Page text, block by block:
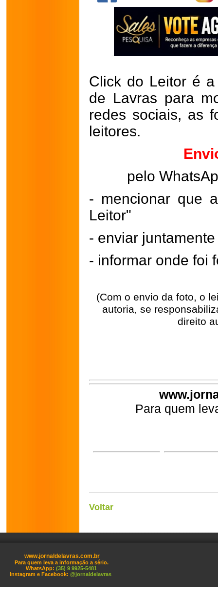
Click do Leitor é
de Lavras para
redes sociais, as
leitores.
pelo
- mencionar que
Leitor"
- enviar
- informar onde foi
(Com o envio da foto, o
autoria, se
direito
Para quem
Voltar
www.jornaldelavras.com.br
Para quem leva a informação a sério.
WhatsApp: (35) 9 9925-5481
Instagram e Facebook: @jornaldelavras